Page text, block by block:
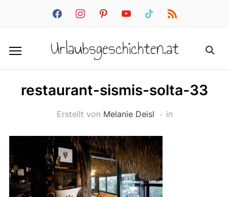
facebookinstagrampinterestyoutube tiktok rss
Urlaubsgeschichten.at
restaurant-sismis-solta-33
Erstellt von Melanie Deisl in